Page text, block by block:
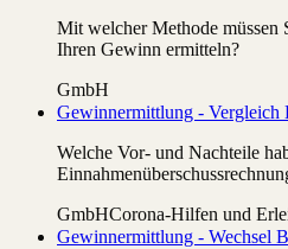
Mit welcher Methode müssen
Ihren Gewinn ermitteln?
GmbH
Gewinnermittlung - Vergleich
Welche Vor- und Nachteile
GmbHCorona-Hilfen und
Gewinnermittlung - Wechsel